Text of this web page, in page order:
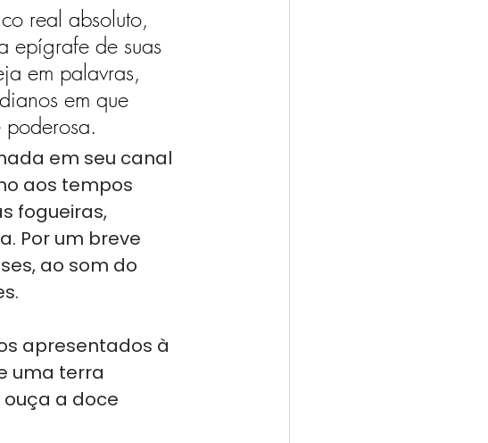
real absoluto,
epígrafe de suas
em palavras,
em que
em seu canal
aos tempos
fogueiras,
Por um breve
ao som do
apresentados à
uma terra
a doce